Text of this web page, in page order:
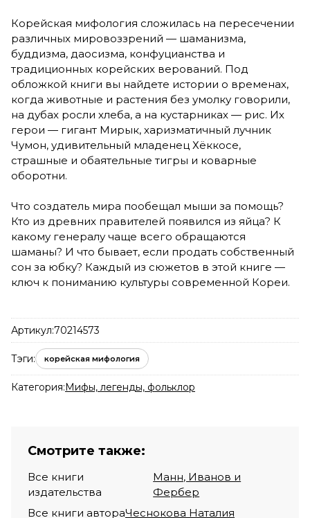
Корейская мифология сложилась на пересечении
различных мировоззрений — шаманизма,
буддизма, даосизма, конфуцианства и
традиционных корейских верований. Под
обложкой книги вы найдете истории о временах,
когда животные и растения без умолку говорили,
на дубах росли хлеба, а на кустарниках — рис. Их
герои — гигант Мирык, харизматичный лучник
Чумон, удивительный младенец Хёккосе,
страшные и обаятельные тигры и коварные
оборотни.
Что создатель мира пообещал мыши за помощь?
Кто из древних правителей появился из яйца? К
какому генералу чаще всего обращаются
шаманы? И что бывает, если продать собственный
сон за юбку? Каждый из сюжетов в этой книге —
ключ к пониманию культуры современной Кореи.
Артикул:70214573
Тэги: корейская мифология
Категория:Мифы, легенды, фольклор
Смотрите также:
Все книги
издательства
Манн, Иванов и
Фербер
Все книги автораЧеснокова Наталия